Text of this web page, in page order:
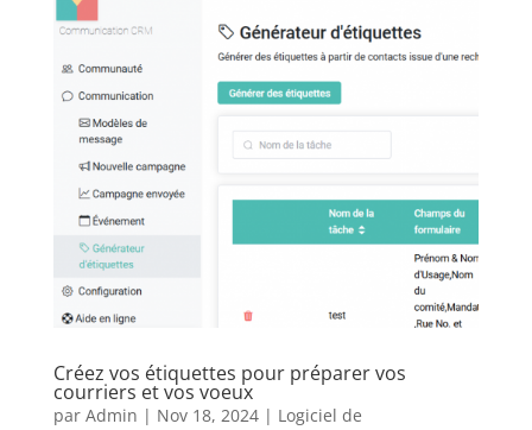
Créez vos étiquettes pour préparer vos
courriers et vos voeux
par Admin | Nov 18, 2024| Logiciel de